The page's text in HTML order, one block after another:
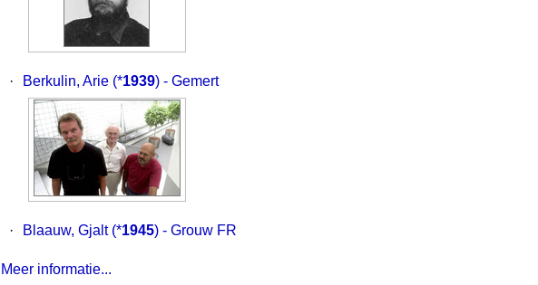
· Berkulin, Arie (*1939) - Gemert
· Blaauw, Gjalt (*1945) - Grouw FR
Meer informatie...